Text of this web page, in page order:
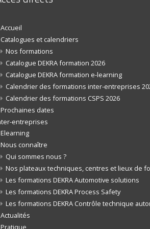
Accueil
Catalogues et calendriers
Nos formations
Catalogue DEKRA formation 2026
Catalogue DEKRA formation e-learning
Calendrier des formations inter-entreprises
Calendrier des formations CSPS 2026
Prochaines dates
entreprises
Elearning
Nous connaître
Qui sommes nous ?
Nos plateaux techniques, centres et lieux de
Les formations DEKRA Automotive solutions
Les formations DEKRA Process Safety
Les formations DEKRA Contrôle technique
Actualités
Pratique